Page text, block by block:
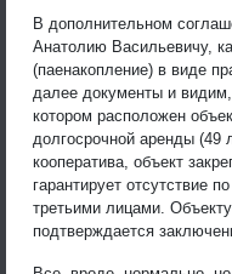
В дополнительном
Анатолию Васильевичу,
(паенакопление) в виде
далее документы и
котором расположен
долгосрочной аренды (49
кооператива, объект
гарантирует отсутствие
третьими лицами.
подтверждается